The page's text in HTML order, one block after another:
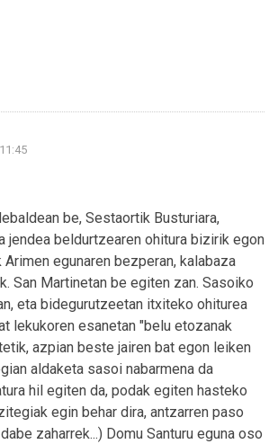
be, Sestaortik Busturiara,
jendea beldurtzearen ohitura bizirik egon
egunaren bezperan, kalabaza
San Martinetan be egiten zan. Sasoiko
eta bidegurutzeetan itxiteko ohiturea
lekukoren esanetan "belu etozanak
azpian beste jairen bat egon leiken
aldaketa sasoi nabarmena da
hil egiten da, podak egiten hasteko
egin behar dira, antzarren paso
zaharrek...) Domu Santuru eguna oso